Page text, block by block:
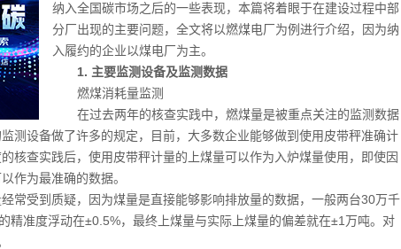
纳入全国碳市场之后的一些表现，本篇将着眼于在建设过程中部
分厂出现的主要问题，全文将以燃煤电厂为例进行介绍，因为纳
入履约的企业以煤电厂为主。
1. 主要监测设备及监测数据
燃煤消耗量监测
在过去两年的核查实践中，燃煤量是被重点关注的监测数据
测设备做了许多的规定，目前，大多数企业能够做到使用皮带秤准确计
核查实践后，使用皮带秤计量的上煤量可以作为入炉煤量使用，即使因
作为最准确的数据。
受到质疑，因为煤量是直接能够影响排放量的数据，一般两台30万千
精准度浮动在±0.5%，最终上煤量与实际上煤量的偏差就在±1万吨。对